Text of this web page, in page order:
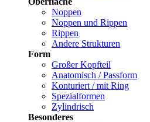
Noppen
Noppen und Rippen
Rippen
Andere Strukturen
Form
Großer Kopfteil
Anatomisch / Passform
Konturiert / mit Ring
Spezialformen
Zylindrisch
Besonderes